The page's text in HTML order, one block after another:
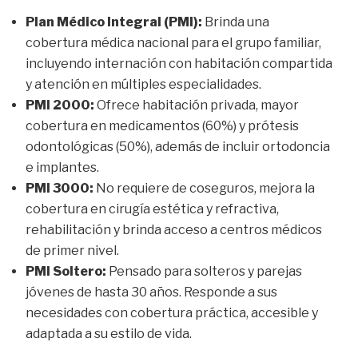
Plan Médico Integral (PMI): Brinda una
cobertura médica nacional para el grupo familiar,
incluyendo internación con habitación compartida
y atención en múltiples especialidades.
PMI 2000: Ofrece habitación privada, mayor
cobertura en medicamentos (60%) y prótesis
odontológicas (50%), además de incluir ortodoncia
e implantes.
PMI 3000: No requiere de coseguros, mejora la
cobertura en cirugía estética y refractiva,
rehabilitación y brinda acceso a centros médicos
de primer nivel.
PMI Soltero: Pensado para solteros y parejas
jóvenes de hasta 30 años. Responde a sus
necesidades con cobertura práctica, accesible y
adaptada a su estilo de vida.